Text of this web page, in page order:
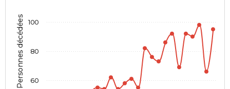
Personnes décédées 60
80
100